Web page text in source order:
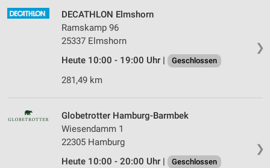
❯
DECATHLON Elmshorn
Ramskamp 96
25337 Elmshorn
Heute 10:00 - 19:00 Uhr |
Geschlossen
281,49 km
❯
Globetrotter Hamburg-Barmbek
Wiesendamm 1
22305 Hamburg
Heute 10:00 - 20:00 Uhr |
Geschlossen